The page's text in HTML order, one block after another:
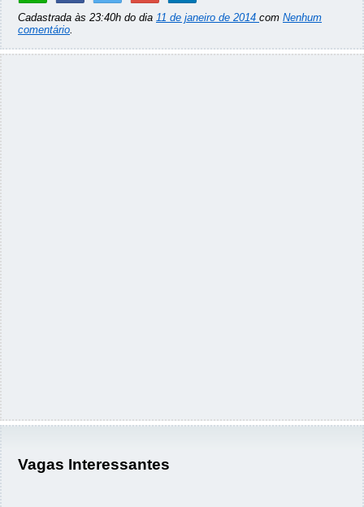
Cadastrada às 23:40h do dia 11 de janeiro de 2014 com Nenhum
comentário.
Vagas Interessantes